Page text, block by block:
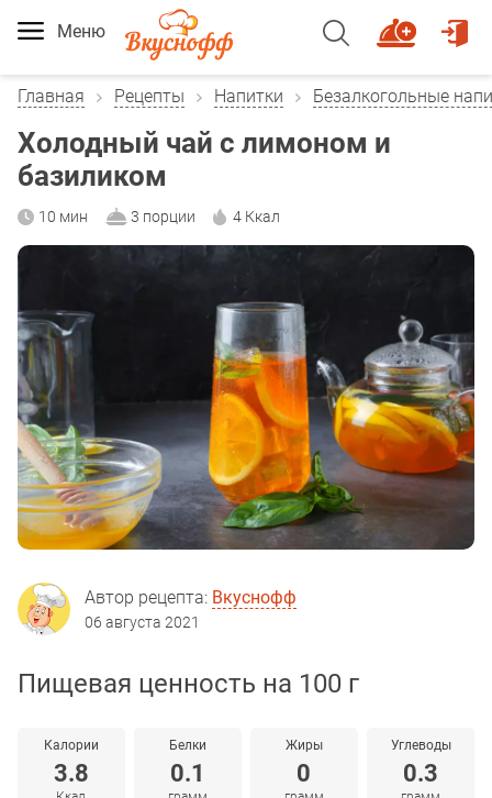
Меню
Главная Рецепты Напитки Безалкогольные
Холодный чай с лимоном и
базиликом
10 мин 3 порции 4 Ккал
Автор рецепта: Вкуснофф
06 августа 2021
Пищевая ценность на 100 г
Калории
3.8
Белки
0.1
Жиры
0
Углеводы
0.3